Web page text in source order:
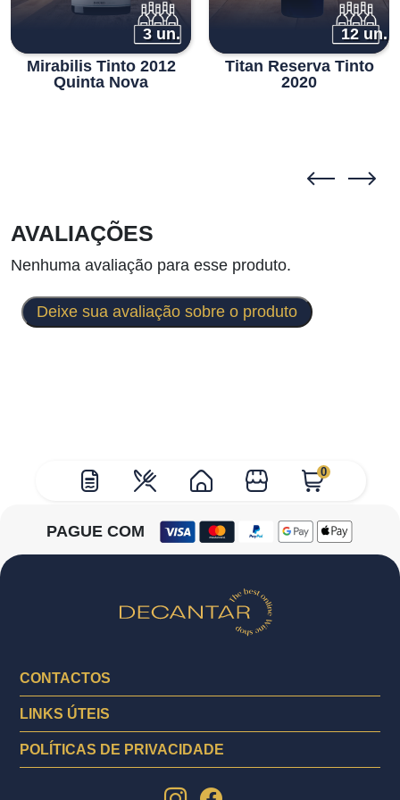
0
3 un.
Mirabilis Tinto 2012
Quinta Nova
12 un.
Titan Reserva Tinto
2020
AVALIAÇÕES
Nenhuma avaliação para esse produto.
Deixe sua avaliação sobre o produto
PAGUE COM
CONTACTOS
LINKS ÚTEIS
POLÍTICAS DE PRIVACIDADE